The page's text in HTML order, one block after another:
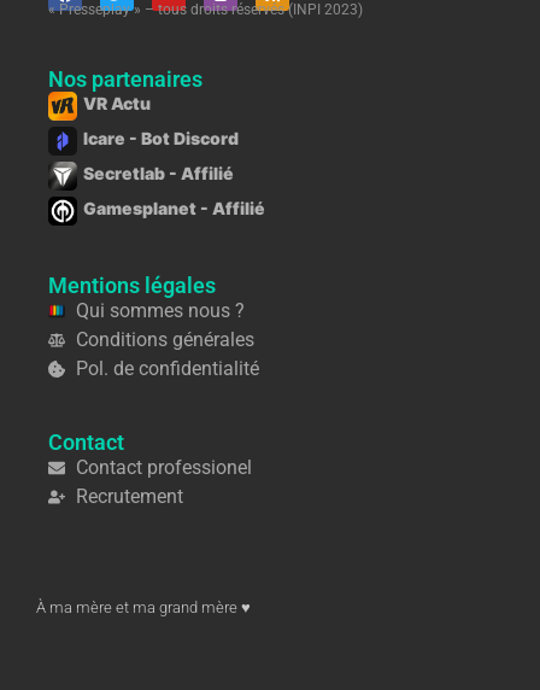
« Presseplay » – tous droits réservés (INPI 2023)
Nos partenaires
VR Actu
Icare - Bot Discord
Secretlab - Affilié
Gamesplanet - Affilié
Mentions légales
Qui sommes nous ?
Conditions générales
Pol. de confidentialité
Contact
Contact professionel
Recrutement
À ma mère et ma grand mère ♥︎